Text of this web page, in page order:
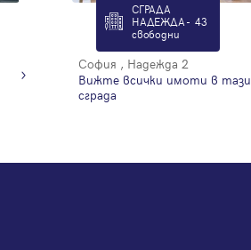
СГРАДА
НАДЕЖДА - 43
свободни
София , Надежда 2
Вижте всички имоти в тази
сграда